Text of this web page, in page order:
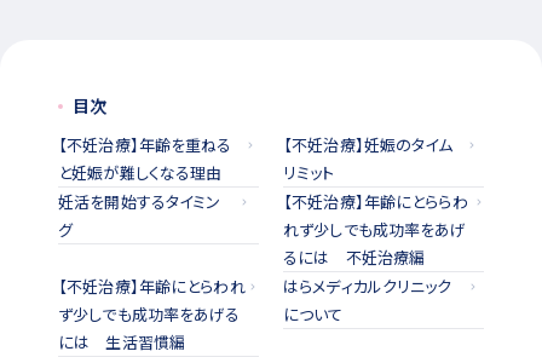
目次
【不妊治療】年齢を重ねる
と妊娠が難しくなる理由
【不妊治療】妊娠のタイム
リミット
妊活を開始するタイミン
グ
【不妊治療】年齢にとららわ
れず少しでも成功率をあげ
るには 不妊治療編
【不妊治療】年齢にとらわれ
ず少しでも成功率をあげる
には 生活習慣編
はらメディカルクリニック
について